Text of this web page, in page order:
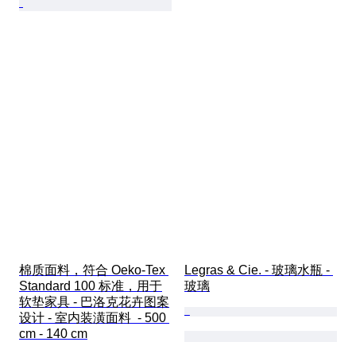
棉质面料，符合 Oeko-Tex
Standard 100 标准，用于
软垫家具 - 巴洛克花卉图案
设计 - 室内装潢面料  - 500
cm - 140 cm
Legras & Cie. - 玻璃水瓶 -
玻璃